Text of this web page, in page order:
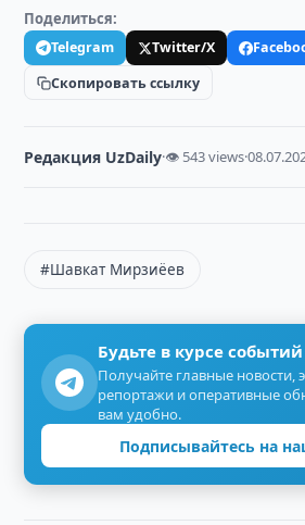
Поделиться:
Telegram Twitter/X
Скопировать ссылку
Редакция UzDaily·👁 543 views·
#Шавкат Мирзиёев
Будьте в курсе событий
Получайте главные новости,
репортажи и оперативные
вам удобно.
Подписывайтесь на